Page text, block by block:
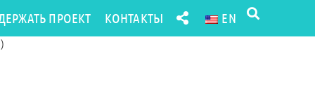
ПРОЕКТ КОНТАКТЫ EN